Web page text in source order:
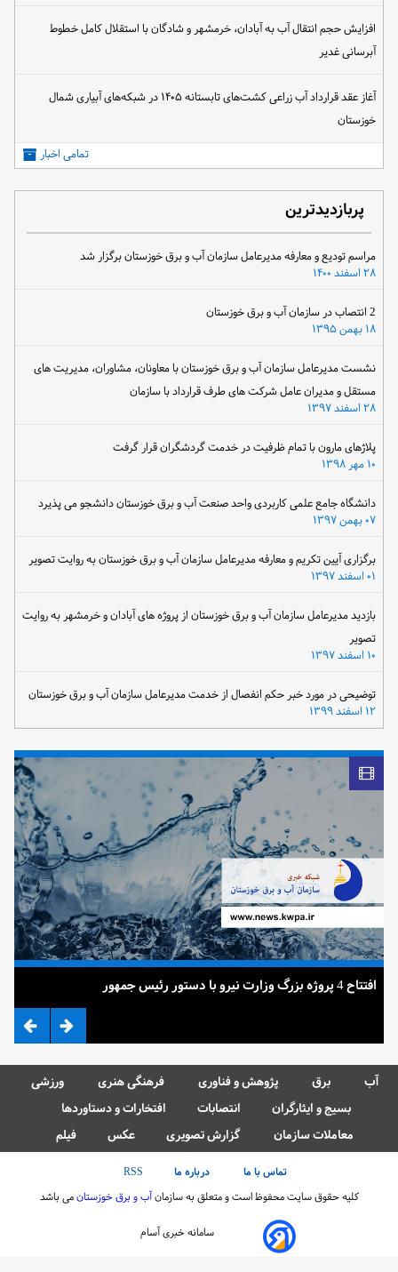
افزایش حجم انتقال آب به آبادان، خرمشهر و شادگان با استقلال کامل خطوط
آبرسانی غدیر
آغاز عقد قرارداد آب زراعی کشت‌های تابستانه ۱۴۰۵ در شبکه‌های آبیاری شمال
خوزستان
تمامی اخبار
پربازدیدترین
مراسم تودیع و معارفه مدیرعامل سازمان آب و برق خوزستان برگزار شد
۲۸ اسفند ۱۴۰۰
۱۸ بهمن ۱۳۹۵
نشست مدیرعامل سازمان آب و برق خوزستان با معاونان، مشاوران، مدیریت های
مستقل و مدیران عامل شرکت های طرف قرارداد با سازمان
۲۸ اسفند ۱۳۹۷
پلاژهای مارون با تمام ظرفیت در خدمت گردشگران قرار گرفت
دانشگاه جامع علمی کاربردی واحد صنعت آب و برق خوزستان دانشجو می پذیرد
۰۷ بهمن ۱۳۹۷
برگزاری آیین تکریم و معارفه مدیرعامل سازمان آب و برق خوزستان به روایت تصویر
بازدید مدیرعامل سازمان آب و برق خوزستان از پروژه های آبادان و خرمشهر به روایت
تصویر
توضیحی در مورد خبر حکم انفصال از خدمت مدیرعامل سازمان آب و برق خوزستان
۱۲ اسفند ۱۳۹۹
افتتاح 4 پروژه بزرگ وزارت نیرو با دستور رئیس جمهور
آب برق پژوهش و فناوری فرهنگی هنری
ورزشی
بسیج و ایثارگران
انتصابات
افتخارات و دستاوردها
معاملات سازمان
گزارش تصویری عکس فیلم
تماس با ما درباره ما
RSS
کلیه حقوق سایت محفوظ است و متعلق به سازمانآب و برق خوزستانمی باشد
سامانه خبری آسام